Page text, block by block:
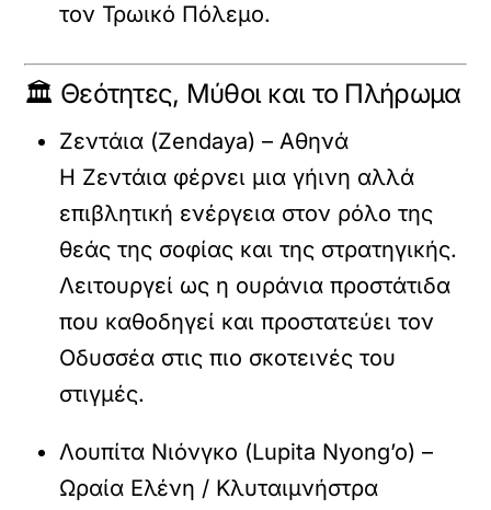
τον Τρωικό Πόλεμο.
🏛️ Θεότητες, Μύθοι και το Πλήρωμα
Ζεντάια (Zendaya) – Αθηνά
Η Ζεντάια φέρνει μια γήινη αλλά
επιβλητική ενέργεια στον ρόλο της
θεάς της σοφίας και της στρατηγικής.
Λειτουργεί ως η ουράνια προστάτιδα
που καθοδηγεί και προστατεύει τον
Οδυσσέα στις πιο σκοτεινές του
στιγμές.
Λουπίτα Νιόνγκο (Lupita Nyong’o) –
Ωραία Ελένη / Κλυταιμνήστρα